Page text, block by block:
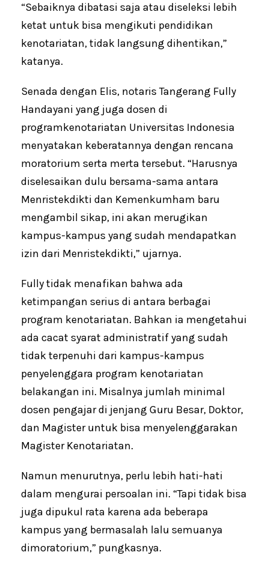
“Sebaiknya dibatasi saja atau diseleksi lebih
ketat untuk bisa mengikuti pendidikan
kenotariatan, tidak langsung dihentikan,”
katanya.
Senada dengan Elis, notaris Tangerang Fully
Handayani yang juga dosen di
programkenotariatan Universitas Indonesia
menyatakan keberatannya dengan rencana
moratorium serta merta tersebut. “Harusnya
diselesaikan dulu bersama-sama antara
Menristekdikti dan Kemenkumham baru
mengambil sikap, ini akan merugikan
kampus-kampus yang sudah mendapatkan
izin dari Menristekdikti,” ujarnya.
Fully tidak menafikan bahwa ada
ketimpangan serius di antara berbagai
program kenotariatan. Bahkan ia mengetahui
ada cacat syarat administratif yang sudah
tidak terpenuhi dari kampus-kampus
penyelenggara program kenotariatan
belakangan ini. Misalnya jumlah minimal
dosen pengajar di jenjang Guru Besar, Doktor,
dan Magister untuk bisa menyelenggarakan
Magister Kenotariatan.
Namun menurutnya, perlu lebih hati-hati
dalam mengurai persoalan ini. “Tapi tidak bisa
juga dipukul rata karena ada beberapa
kampus yang bermasalah lalu semuanya
dimoratorium,” pungkasnya.